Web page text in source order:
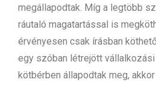
megállapodtak. Míg a legtöbb
ráutaló magatartással is
érvényesen csak írásban
egy szóban létrejött
kötbérben állapodtak meg,